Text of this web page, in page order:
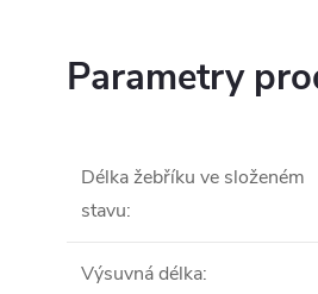
Parametry
Délka žebříku ve složeném
stavu:
Výsuvná délka: